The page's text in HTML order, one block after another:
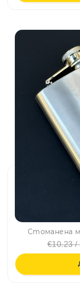
Стоманена
€10.23 /